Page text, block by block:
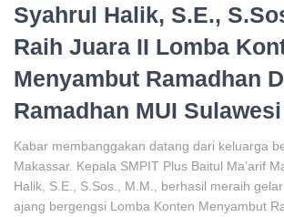
Syahrul Halik, S.E.,
Raih Juara II Lomba
Menyambut Ramadhan
Ramadhan MUI
Kabar membanggakan datang dari keluarga
Makassar. Kepala SMPIT Plus Baitul Ma’arif
Halik, S.E., S.Sos., M.M., berhasil meraih
ajang bergengsi Lomba Konten Menyambut